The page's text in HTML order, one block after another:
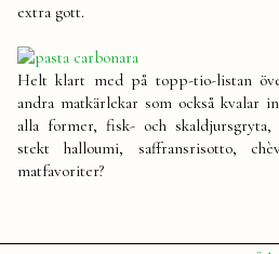
extra gott.
Helt klart med på topp-tio-listan
andra matkärlekar som också kvalar
alla former, fisk- och
stekt halloumi, saffransrisotto,
matfavoriter?